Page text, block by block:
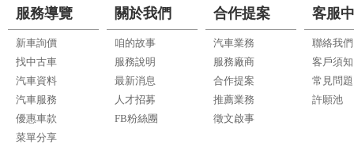
服務導覽
新車詢價
找中古車
汽車資料
汽車服務
優惠車款
菜單分享
關於我們
咱的故事
服務說明
最新消息
人才招募
FB粉絲團
合作提案
汽車業務
服務廠商
合作提案
推薦業務
徵文啟事
客服
聯絡我們
客戶須知
常見問題
許願池